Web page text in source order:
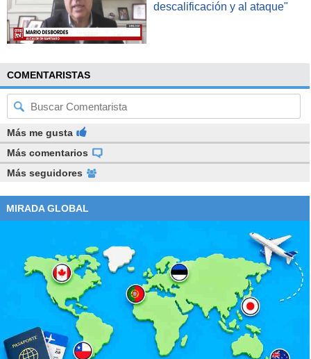
descalificación y al ataque"
COMENTARISTAS
Más me gusta
Más comentarios
Más seguidores
MIRADA GLOBAL